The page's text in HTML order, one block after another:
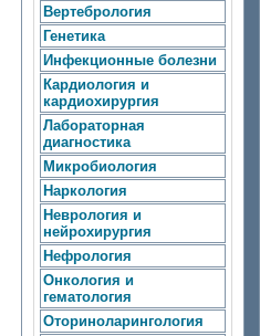
Вертебрология
Генетика
Инфекционные болезни
Кардиология и
кардиохирургия
Лабораторная
диагностика
Микробиология
Наркология
Неврология и
нейрохирургия
Нефрология
Онкология и
гематология
Оториноларингология